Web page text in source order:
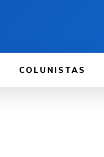
COLUNISTAS